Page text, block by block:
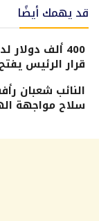
قد يهمك أيضًا
400 ألف
قرار الرئيس
النائب شعبان
سلاح مواجهة